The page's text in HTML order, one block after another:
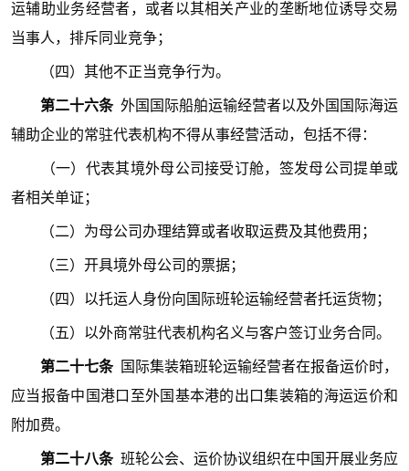
运辅助业务经营者，或者以其相关产业的垄断地位诱导交易
当事人，排斥同业竞争；
（四）其他不正当竞争行为。
第二十六条 外国国际船舶运输经营者以及外国国际海运
辅助企业的常驻代表机构不得从事经营活动，包括不得：
（一）代表其境外母公司接受订舱，签发母公司提单或
者相关单证；
（二）为母公司办理结算或者收取运费及其他费用；
（三）开具境外母公司的票据；
（四）以托运人身份向国际班轮运输经营者托运货物；
（五）以外商常驻代表机构名义与客户签订业务合同。
第二十七条 国际集装箱班轮运输经营者在报备运价时，
应当报备中国港口至外国基本港的出口集装箱的海运运价和
附加费。
第二十八条 班轮公会、运价协议组织在中国开展业务应